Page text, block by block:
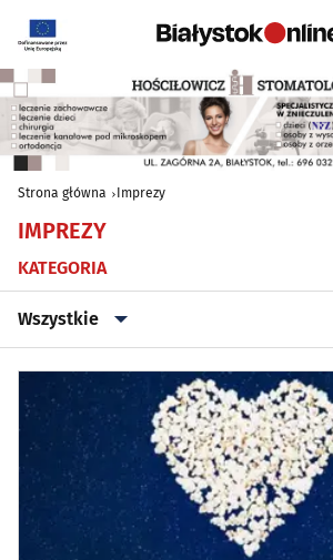
Strona główna Imprezy
IMPREZY
KATEGORIA
Wszystkie
Wszystkie
Klubowe, taneczne, granie do piwa(46)
Koncerty (89)
Koncerty muzyki poważnej(1)